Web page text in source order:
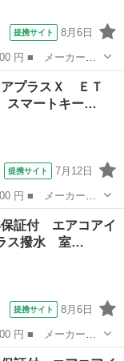
提携サイト 8月6日
名： Ｘ １年保
室内除菌クリー
アプラスＸ ＥＴ
マートキー…
提携サイト 7月12日
ード名： ココア
キー アイドリン
証付 エアコアイ
ス撥水 室…
提携サイト 8月6日
名： Ｘ １年保